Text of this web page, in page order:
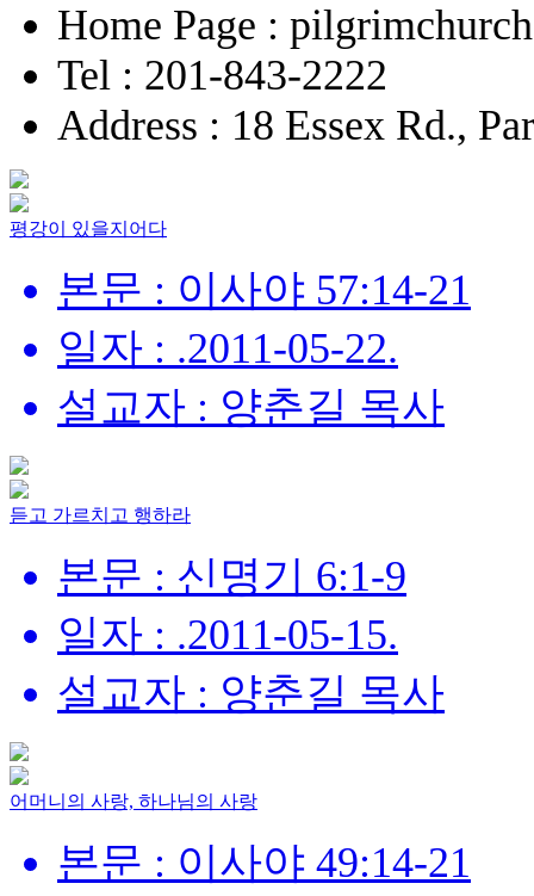
Home Page :
Tel : 201-843-2222
Address : 18 Essex Rd.,
평강이 있을지어다
본문 : 이사야 57:14-21
일자 : .2011-05-22.
설교자 : 양춘길 목사
듣고 가르치고 행하라
본문 : 신명기 6:1-9
일자 : .2011-05-15.
설교자 : 양춘길 목사
어머니의 사랑, 하나님의 사랑
본문 : 이사야 49:14-21